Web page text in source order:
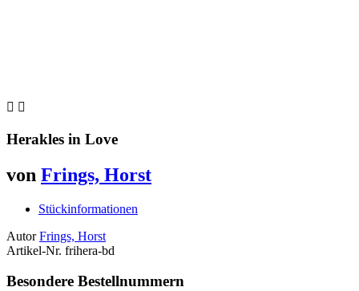
 
Herakles in Love
von Frings, Horst
Stückinformationen
Autor Frings, Horst
Artikel-Nr. frihera-bd
Besondere Bestellnummern